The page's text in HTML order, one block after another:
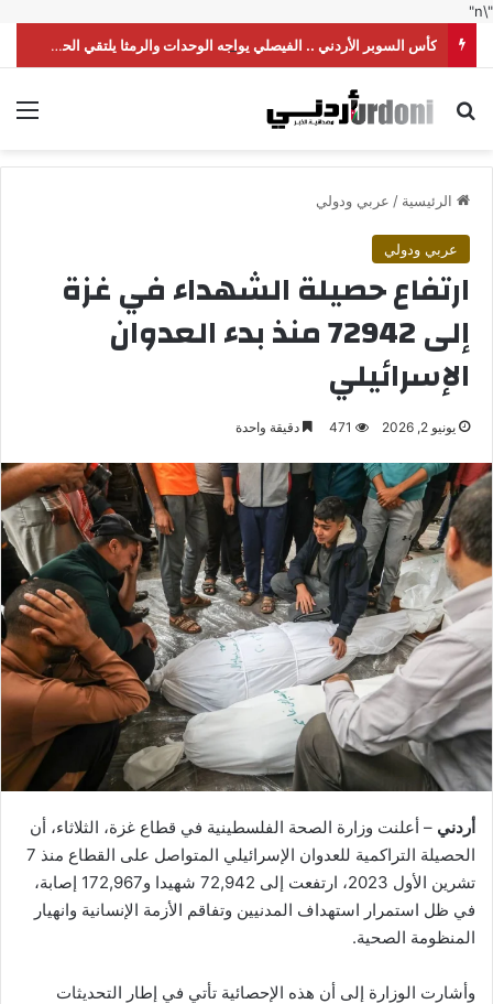
"\n"
كأس السوبر الأردني .. الفيصلي يواجه الوحدات والرمثا يلتقي الحسين
بحث عن
الرئيسية / عربي ودولي
عربي ودولي
ارتفاع حصيلة الشهداء في غزة
إلى 72942 منذ بدء العدوان
الإسرائيلي
يونيو 2, 2026 471 دقيقة واحدة
أردني – أعلنت وزارة الصحة الفلسطينية في قطاع غزة، الثلاثاء، أن
الحصيلة التراكمية للعدوان الإسرائيلي المتواصل على القطاع منذ 7
تشرين الأول 2023، ارتفعت إلى 72,942 شهيدا و172,967 إصابة،
في ظل استمرار استهداف المدنيين وتفاقم الأزمة الإنسانية وانهيار
المنظومة الصحية.
وأشارت الوزارة إلى أن هذه الإحصائية تأتي في إطار التحديثات